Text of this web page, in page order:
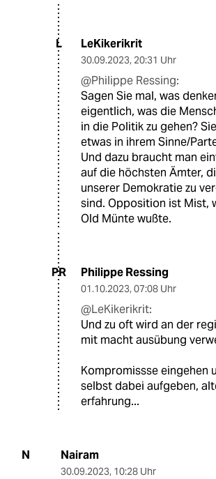
L LeKikerikrit
30.09.2023, 20:31 Uhr
@Philippe Ressing:
Sagen Sie mal, was
eigentlich, was die
in die Politik zu gehen?
etwas in ihrem Sinne/
Und dazu braucht man
auf die höchsten Ämter,
unserer Demokratie zu
sind. Opposition ist Mist,
Old Münte wußte.
PR Philippe Ressing
01.10.2023, 07:08 Uhr
@LeKikerikrit:
Und zu oft wird an der
mit macht ausübung
Kompromissse eingehen
selbst dabei aufgeben,
erfahrung...
N Nairam
30.09.2023, 10:28 Uhr